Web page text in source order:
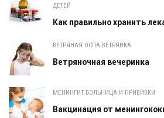
ДЕТЕЙ
Как правильно хранить
ВЕТРЯНАЯ ОСПА ВЕТРЯНКА
Ветряночная вечеринка
МЕНИНГИТ БОЛЬНИЦА И ПРИВИВКИ
Вакцинация от